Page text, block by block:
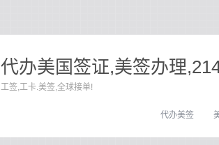
代办美国签证,美签办理
工签,工卡.美签,全球接单!
代办美签